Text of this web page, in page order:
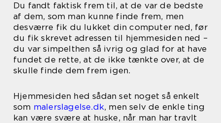
Du fandt faktisk frem til, at de var de bedste
af dem, som man kunne finde frem, men
desværre fik du lukket din computer ned, før
du fik skrevet adressen til hjemmesiden ned –
du var simpelthen så ivrig og glad for at have
fundet de rette, at de ikke tænkte over, at de
skulle finde dem frem igen.
Hjemmesiden hed sådan set noget så enkelt
som malerslagelse.dk, men selv de enkle ting
kan være svære at huske, når man har travlt